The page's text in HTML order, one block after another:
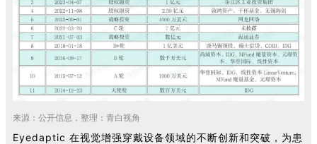
来源：公开信息，整理：青白视角
Eyedaptic 在视觉增强穿戴设备领域的不断创新和突破，为患